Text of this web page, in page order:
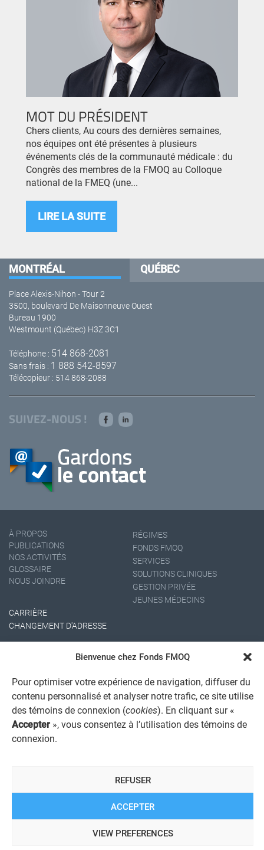
Bienvenue chez Fonds FMOQ
Pour optimiser votre expérience de navigation, diffuser du
contenu personnalisé et analyser notre trafic, ce site utilise
des témoins de connexion (cookies). En cliquant sur «
Accepter », vous consentez à l’utilisation des témoins de
connexion.
ACCEPTER
REFUSER
VIEW PREFERENCES
MOT DU PRÉSIDENT
Chers clients, Au cours des dernières semaines,
nos équipes ont été présentes à plusieurs
événements clés de la communauté médicale : du
Congrès des membres de la FMOQ au Colloque
national de la FMEQ (une...
LIRE LA SUITE
MONTRÉAL QUÉBEC
Place Alexis-Nihon - Tour 2
3500, boulevard De Maisonneuve Ouest
Bureau 1900
Westmount (Québec) H3Z 3C1
Téléphone : 514 868-2081
Sans frais : 1 888 542-8597
Télécopieur : 514 868-2088
SUIVEZ-NOUS !
À PROPOS
PUBLICATIONS
NOS ACTIVITÉS
GLOSSAIRE
NOUS JOINDRE
RÉGIMES
FONDS FMOQ
SERVICES
SOLUTIONS CLINIQUES
GESTION PRIVÉE
JEUNES MÉDECINS
CARRIÈRE
CHANGEMENT D'ADRESSE
AVIS JURIDIQUE GÉNÉRAL
AVIS À L'USAGER
REGISTRE DES CONFLITS D'INTÉRÊTS
LIENS UTILES